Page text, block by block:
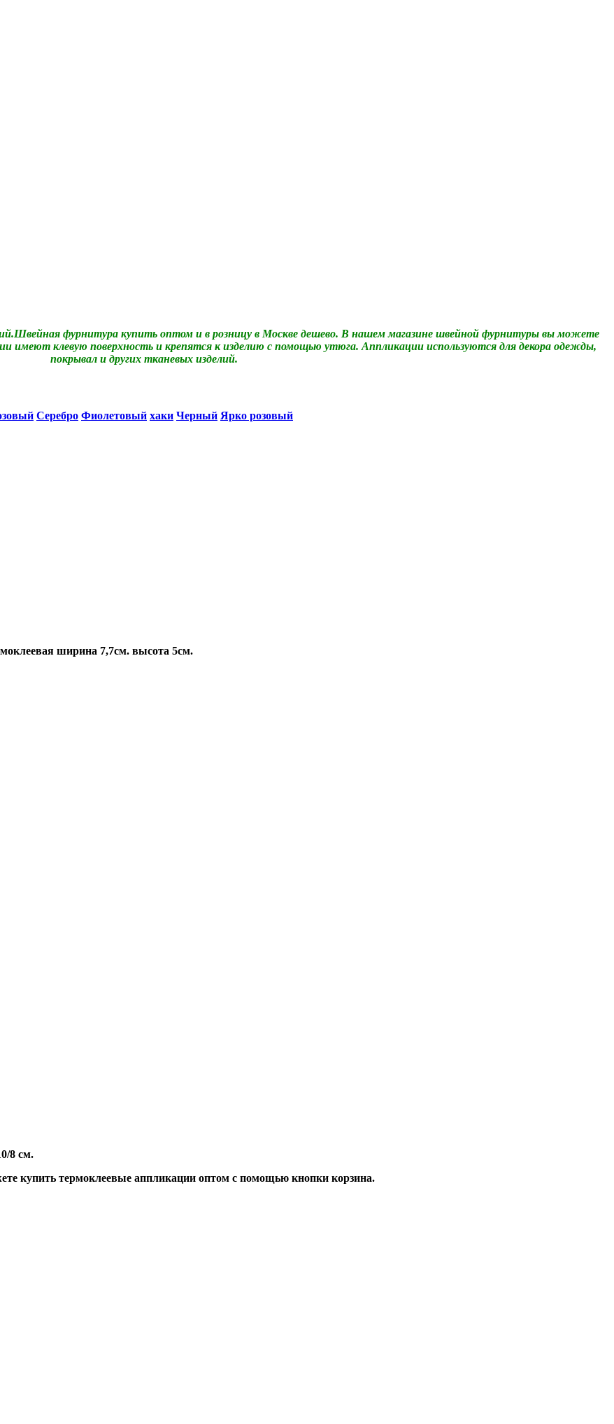
фурнитура купить оптом и в розницу в Москве дешево. В нашем магазине швейной фурнитуры вы можете
имеют клевую поверхность и крепятся к изделию с помощью утюга. Аппликации используются для декора одежды,
покрывал и других тканевых изделий.
Серебро Фиолетовый хаки Черный Ярко розовый
ширина 7,7см. высота 5см.
8 см.
купить термоклеевые аппликации оптом с помощью кнопки корзина.